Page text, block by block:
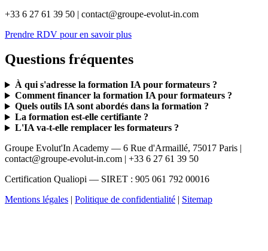
+33 6 27 61 39 50 | contact@groupe-evolut-in.com
Prendre RDV pour en savoir plus
Questions fréquentes
À qui s'adresse la formation IA pour formateurs ?
Comment financer la formation IA pour formateurs ?
Quels outils IA sont abordés dans la formation ?
La formation est-elle certifiante ?
L'IA va-t-elle remplacer les formateurs ?
Groupe Evolut'In Academy — 6 Rue d'Armaillé, 75017 Paris |
contact@groupe-evolut-in.com | +33 6 27 61 39 50
Certification Qualiopi — SIRET : 905 061 792 00016
Mentions légales | Politique de confidentialité | Sitemap